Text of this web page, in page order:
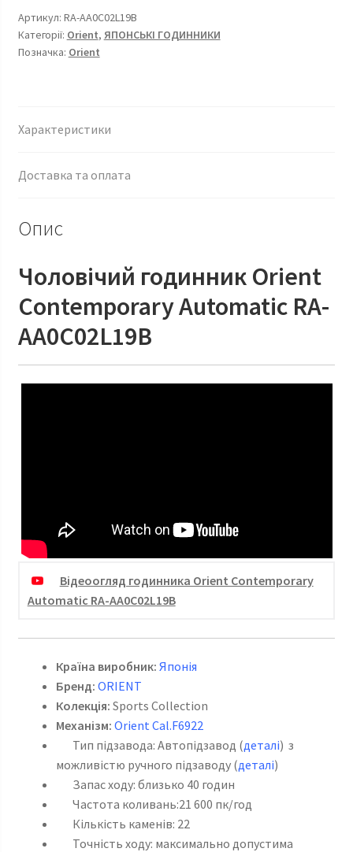
Артикул: RA-AA0C02L19B
Категорії: Orient, ЯПОНСЬКІ ГОДИННИКИ
Позначка: Orient
Характеристики
Доставка та оплата
Опис
Чоловічий годинник Orient
Contemporary Automatic RA-
AA0C02L19B
Відеоогляд годинника Orient Contemporary
Automatic RA-AA0C02L19B
Країна виробник: Японія
Бренд: ORIENT
Колекція: Sports Collection
Механізм: Orient Cal.F6922
Тип підзавода: Автопідзавод (деталі) з
можливістю ручного підзаводу (деталі)
Запас ходу: близько 40 годин
Частота коливань:21 600 пк/год
Кількість каменів: 22
Точність ходу: максимально допустима